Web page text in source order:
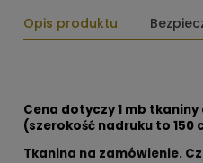
Opis produktu
Cena dotyczy 1 mb tkaniny
(szerokość nadruku to 150
Tkanina na zamówienie.